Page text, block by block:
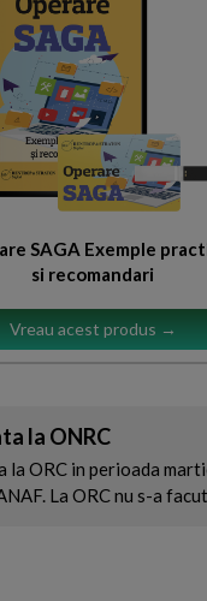
SAGA Exemple
si recomandari
Vreau acest produs →
la ONRC
ORC in perioada
La ORC nu s-a